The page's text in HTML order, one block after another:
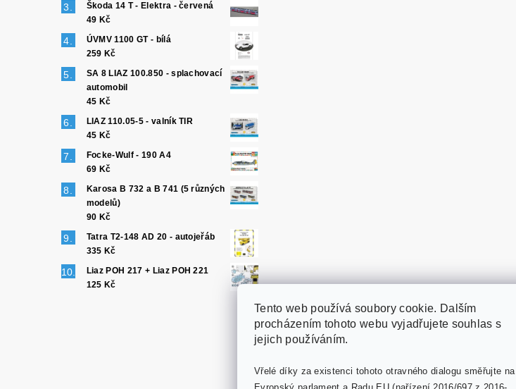
Škoda 14 T - Elektra - červená
49 Kč
ÚVMV 1100 GT - bílá
259 Kč
SA 8 LIAZ 100.850 - splachovací
automobil
45 Kč
LIAZ 110.05-5 - valník TIR
45 Kč
Focke-Wulf - 190 A4
69 Kč
Karosa B 732 a B 741 (5 různých
modelů)
90 Kč
Tatra T2-148 AD 20 - autojeřáb
335 Kč
Liaz POH 217 + Liaz POH 221
125 Kč
PaperModel.cz
Tento web používá soubory cookie. Dalším
procházením tohoto webu vyjadřujete souhlas s
jejich používáním.
Vřelé díky za existenci tohoto otravného dialogu směřujte na